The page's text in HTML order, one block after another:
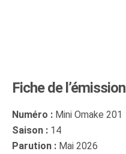
Fiche de l’émission
Numéro : Mini Omake 201
Saison : 14
Parution : Mai 2026